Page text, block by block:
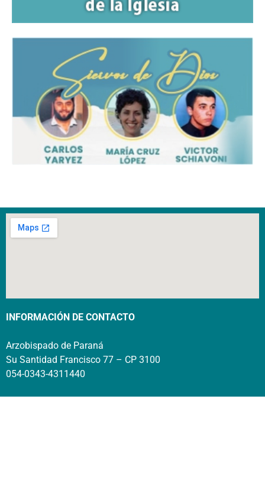
INFORMACIÓN DE CONTACTO
Arzobispado de Paraná
Su Santidad Francisco 77 – CP 3100
054-0343-4311440